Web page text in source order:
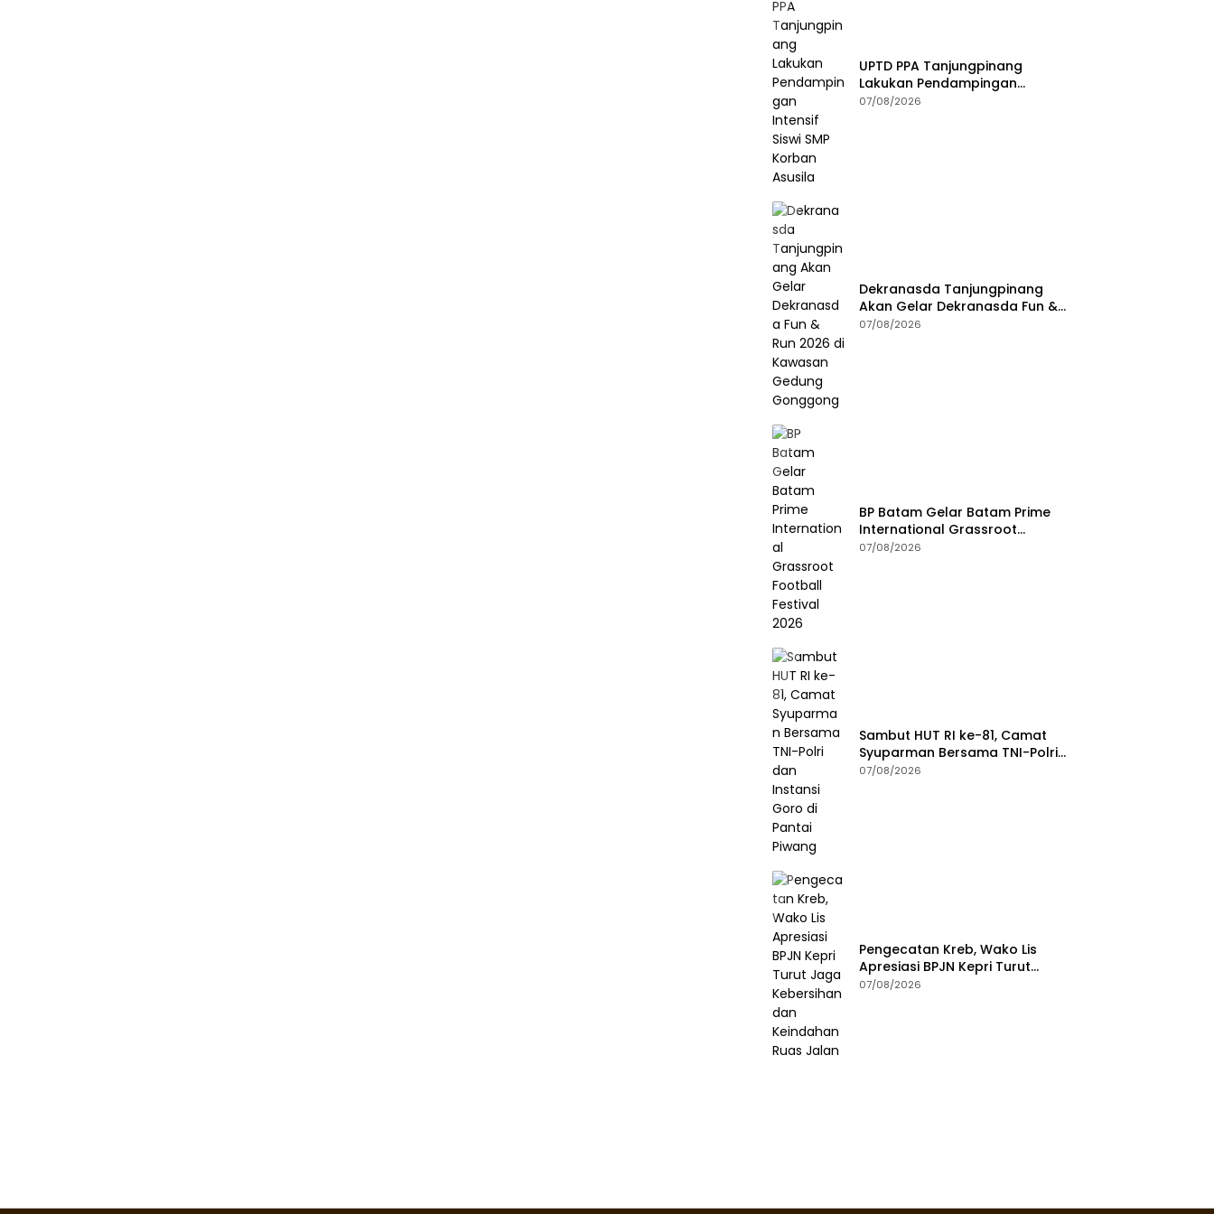
UPTD PPA Tanjungpinang
Lakukan Pendampingan
Intensif Siswi SMP Korban
07/08/2026
Dekranasda Tanjungpinang
Akan Gelar Dekranasda Fun &
Run 2026 di Kawasan Gedung
07/08/2026
BP Batam Gelar Batam Prime
International Grassroot
Football Festival 2026
07/08/2026
Sambut HUT RI ke-81, Camat
Syuparman Bersama TNI-Polri
dan Instansi Goro di Pantai
07/08/2026
Pengecatan Kreb, Wako Lis
Apresiasi BPJN Kepri Turut
Jaga Kebersihan dan
07/08/2026